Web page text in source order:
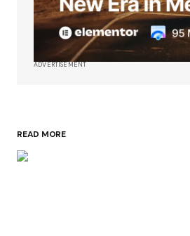
ADVERTISEMENT
READ MORE